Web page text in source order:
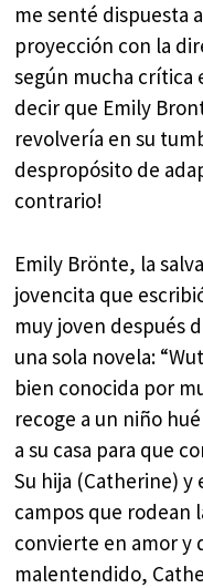
me senté dispuesta
proyección con la
según mucha crítica
decir que Emily
revolvería en su
despropósito de
contrario!
Emily Brönte, la
jovencita que
muy joven después
una sola novela:
bien conocida por
recoge a un niño
a su casa para que
Su hija (Catherine)
campos que rodean
convierte en amor y
malentendido,